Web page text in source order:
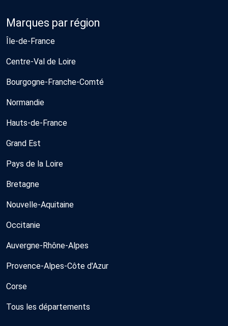
Marques par région
Île-de-France
Centre-Val de Loire
Bourgogne-Franche-Comté
Normandie
Hauts-de-France
Grand Est
Pays de la Loire
Bretagne
Nouvelle-Aquitaine
Occitanie
Auvergne-Rhône-Alpes
Provence-Alpes-Côte d'Azur
Corse
Tous les départements